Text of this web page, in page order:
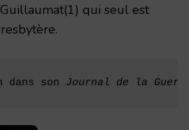
qui seul est
dans son Journal de la